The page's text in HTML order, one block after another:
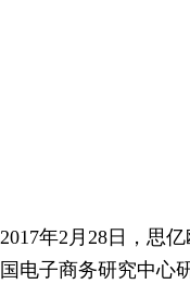
2017年2月28日，思
国电子商务研究中心